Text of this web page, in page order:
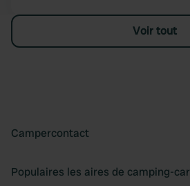
Voir tout
Campercontact
Populaires les aires de camping-car